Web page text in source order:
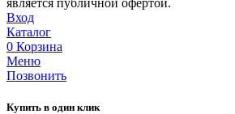
Вход
Каталог
0 Корзина
Меню
Позвонить
Купить в один клик